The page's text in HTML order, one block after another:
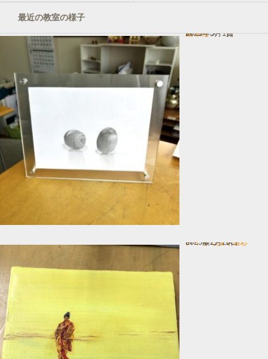
最近の教室の様子
鉛筆画
In コース一覧
2025年3月1日
ナイフで描く油彩
In 一般コース
2025年2月20日